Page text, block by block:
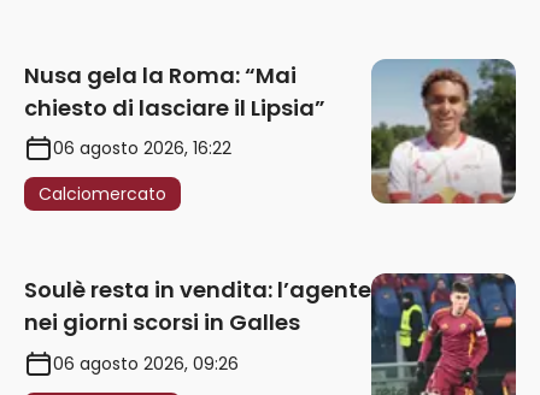
Nusa gela la Roma: “Mai
chiesto di lasciare il Lipsia”
06 agosto 2026, 16:22
Calciomercato
Soulè resta in vendita: l’agente
nei giorni scorsi in Galles
06 agosto 2026, 09:26